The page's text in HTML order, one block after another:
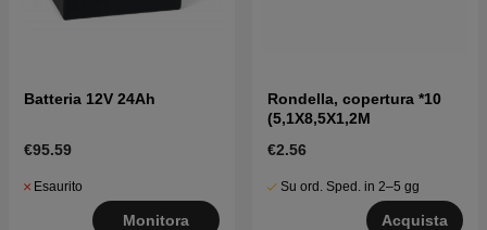
Batteria 12V 24Ah
€95.59
Esaurito
Monitora
Rondella, copertura *10
(5,1X8,5X1,2M
€2.56
Su ord. Sped. in 2–5 gg
Acquista